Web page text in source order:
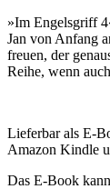
»Im Engelsgriff
Jan von Anfang
freuen, der
Reihe, wenn
Lieferbar als E-
Amazon Kindle
Das E-Book